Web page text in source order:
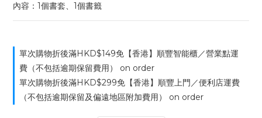
內容：1個書套、1個書籤
單次購物折後滿HKD$149免【香港】順豐智能櫃／營業點運
費（不包括逾期保留費用） on order
單次購物折後滿HKD$299免【香港】順豐上門／便利店運費
（不包括逾期保留及偏遠地區附加費用） on order